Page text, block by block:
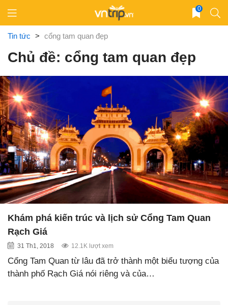
content
0
Tin tức > cổng tam quan đẹp
Chủ đề: cổng tam quan đẹp
Khám phá kiến trúc và lịch sử Cổng Tam Quan
Rạch Giá
31 Th1, 2018 12.1K lượt xem
Cổng Tam Quan từ lâu đã trở thành một biểu tượng của
thành phố Rạch Giá nói riêng và của…